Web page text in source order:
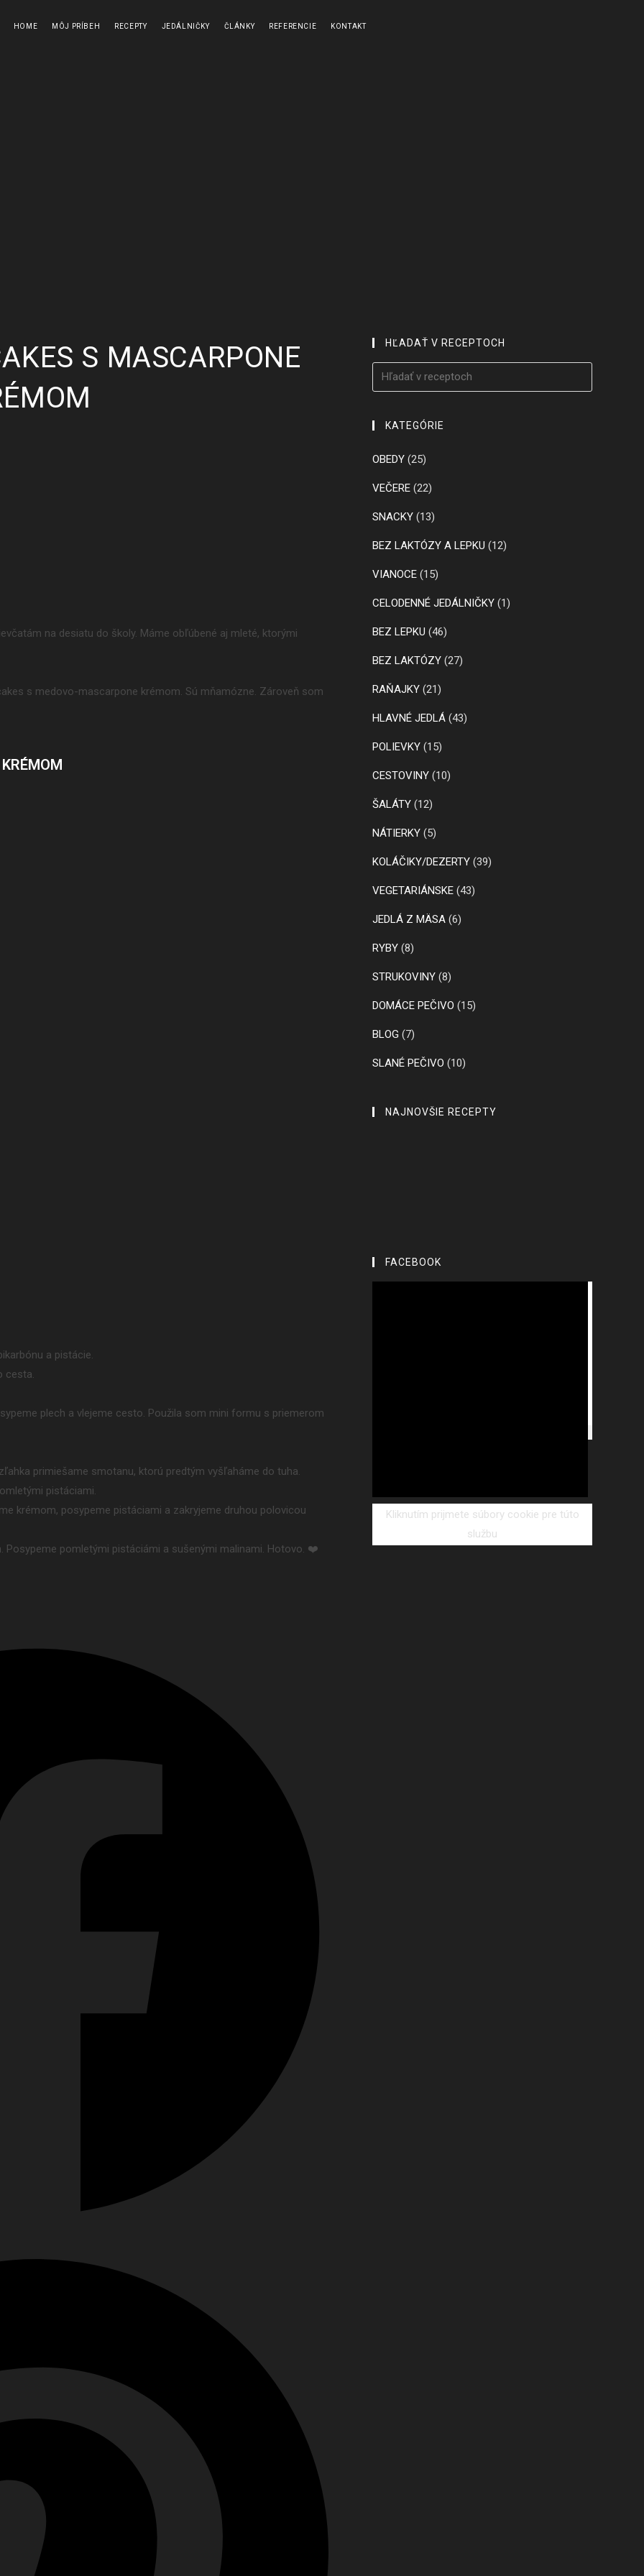
HOME MÔJ PRÍBEH RECEPTY JEDÁLNIČKY ČLÁNKY REFERENCIE KONTAKT
S MASCARPONE
na desiatu do školy. Máme obľúbené aj mleté, ktorými
s medovo-mascarpone krémom. Sú mňamózne. Zároveň som
a pistácie.
cesta.
plech a vlejeme cesto. Použila som mini formu s priemerom
primiešame smotanu, ktorú predtým vyšľaháme do tuha.
pistáciami.
krémom, posypeme pistáciami a zakryjeme druhou polovicou
Posypeme pomletými pistáciámi a sušenými malinami. Hotovo. ❤️
HĽADAŤ V RECEPTOCH
KATEGÓRIE
OBEDY (25)
VEČERE (22)
SNACKY (13)
BEZ LAKTÓZY A LEPKU (12)
VIANOCE (15)
CELODENNÉ JEDÁLNIČKY (1)
BEZ LEPKU (46)
BEZ LAKTÓZY (27)
RAŇAJKY (21)
HLAVNÉ JEDLÁ (43)
POLIEVKY (15)
CESTOVINY (10)
ŠALÁTY (12)
NÁTIERKY (5)
KOLÁČIKY/DEZERTY (39)
VEGETARIÁNSKE (43)
JEDLÁ Z MÄSA (6)
RYBY (8)
STRUKOVINY (8)
DOMÁCE PEČIVO (15)
BLOG (7)
SLANÉ PEČIVO (10)
NAJNOVŠIE RECEPTY
FACEBOOK
Kliknutím prijmete súbory cookie pre túto
službu